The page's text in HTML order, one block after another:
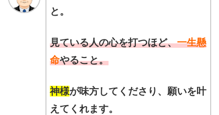
と。
見ている人の心を打つほど、一生懸
命やること。
神様が味方してくださり、願いを叶
えてくれます。